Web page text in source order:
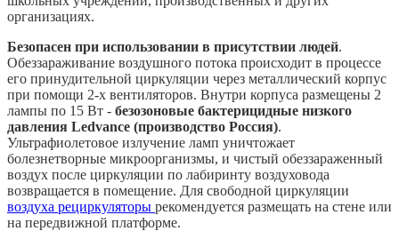
организациях.
Безопасен при использовании в присутствии людей.
Обеззараживание воздушного потока происходит в процессе
его принудительной циркуляции через металлический корпус
при помощи 2-х вентиляторов. Внутри корпуса размещены 2
лампы по 15 Вт - безозоновые бактерицидные низкого
давления Ledvance (производство Россия).
Ультрафиолетовое излучение ламп уничтожает
болезнетворные микроорганизмы, и чистый обеззараженный
воздух после циркуляции по лабиринту воздуховода
возвращается в помещение. Для свободной циркуляции
воздуха рециркуляторы рекомендуется размещать на стене или
на передвижной платформе.